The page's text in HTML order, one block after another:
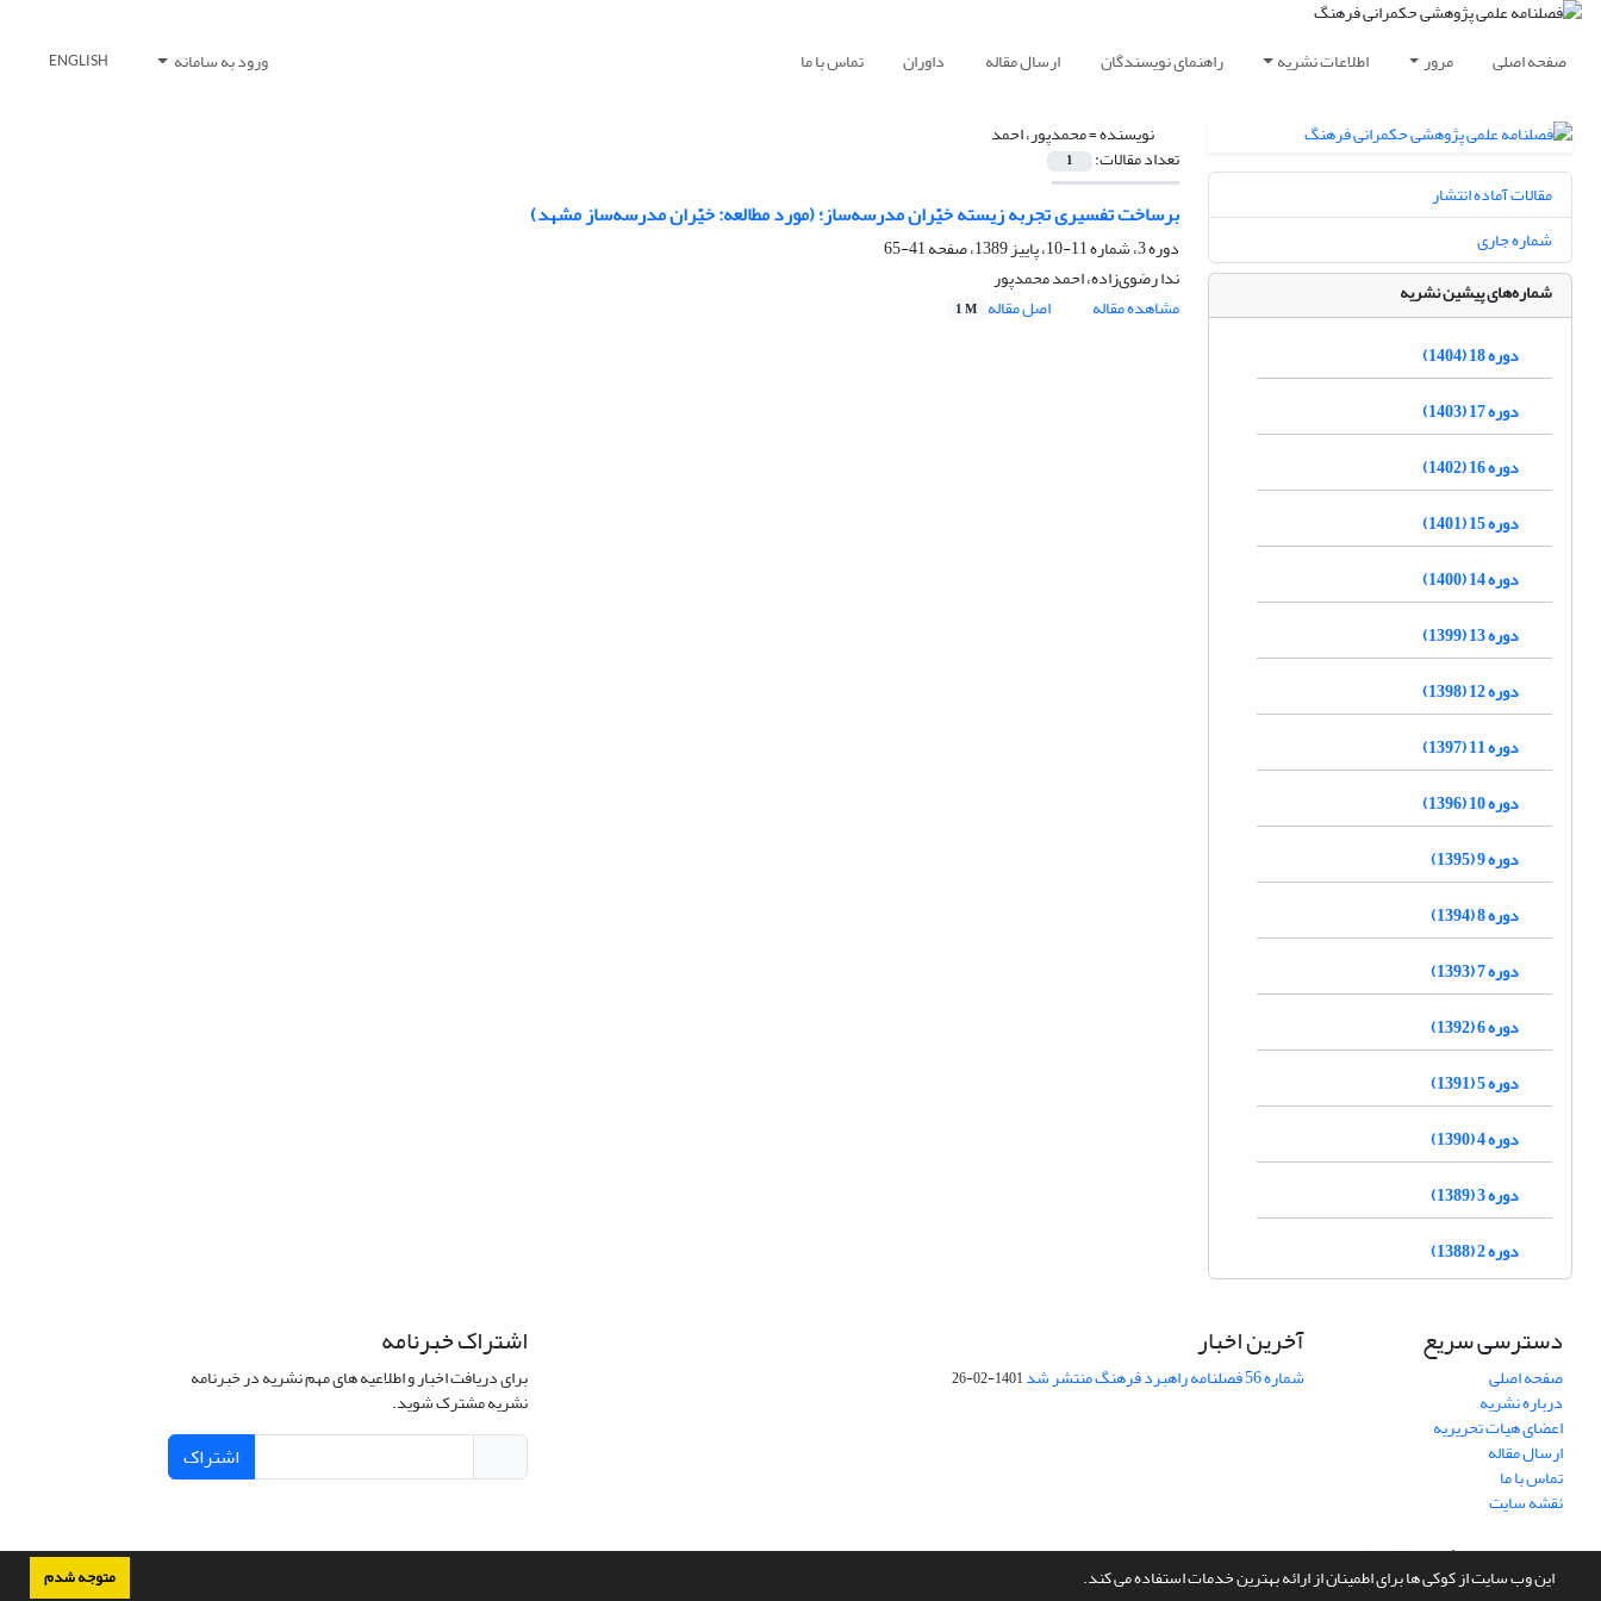
این وب سایت از کوکی ها برای اطمینان از ارائه بهترین خدمات استفاده می کند. متوجه شدم
صفحه اصلی مرور اطلاعات نشریه راهنمای نویسندگان ارسال مقاله داوران تماس با ما ورود به سامانه ENGLISH
نویسنده =محمدپور، احمد
تعداد مقالات: 1
برساخت تفسیری تجربه زیسته خیّران مدرسه‌ساز؛ (مورد مطالعه: خیّران مدرسه‏‌ساز مشهد)
دوره 3، شماره 11-10، پاییز 1389، صفحه
41-65
ندا رضوی‏‌زاده، احمد محمدپور
مشاهده مقاله
اصل مقاله 1 M
مقالات آماده انتشار
شماره جاری
شماره‌های پیشین نشریه
دوره 18 (1404)
دوره 17 (1403)
دوره 16 (1402)
دوره 15 (1401)
دوره 14 (1400)
دوره 13 (1399)
دوره 12 (1398)
دوره 11 (1397)
دوره 10 (1396)
دوره 9 (1395)
دوره 8 (1394)
دوره 7 (1393)
دوره 6 (1392)
دوره 5 (1391)
دوره 4 (1390)
دوره 3 (1389)
دوره 2 (1388)
دسترسی سریع
صفحه اصلی
درباره نشریه
اعضای هیات تحریریه
ارسال مقاله
تماس با ما
نقشه سایت
آخرین اخبار
شماره 56 فصلنامه راهبرد فرهنگ منتشر شد 1401-02-26
اشتراک خبرنامه
برای دریافت اخبار و اطلاعیه های مهم نشریه در خبرنامه
نشریه مشترک شوید.
اشتراک
سامانه مدیریت نشریات علمی.طراحی و پیاده سازی ازسیناوب